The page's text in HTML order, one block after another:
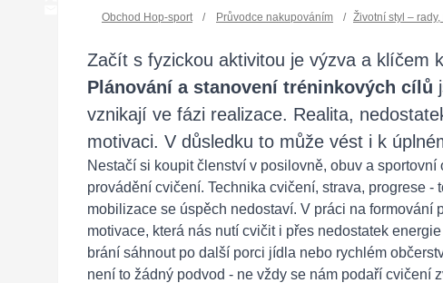
Obchod Hop-sport / Průvodce nakupováním / Životní styl –
Začít s fyzickou aktivitou je výzva a klíčem
P lánování a stanovení tréninkových cílů
vznikají ve fázi realizace. Realita,
motivaci. V důsledku to může vést i k
Nestačí si koupit členství v posilovně, obuv a
provádění cvičení. Technika cvičení, strava, progrese
mobilizace se úspěch nedostaví. V práci na formování
motivace, která nás nutí cvičit i přes nedostatek
brání sáhnout po další porci jídla nebo rychlém
není to žádný podvod - ne vždy se nám podaří cvičení